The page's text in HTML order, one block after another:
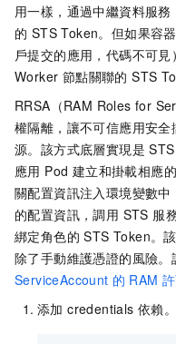
            }
        };
// 使用
    }
}
用一樣，通過中繼資料服
的 STS Token。但如果容
戶提交的應用，代碼不可
Worker 節點關聯的 STS
RRSA（RAM Roles for
權隔離，讓不可信應用安
源。該方式底層實現是
應用 Pod 建立和掛載相應
關配置資訊注入環境變數
的配置資訊，調用 STS 服
綁定角色的 STS Token。
除了手動維護憑證的風險。
ServiceAccount 的 RAM
添加 credentials 依賴。